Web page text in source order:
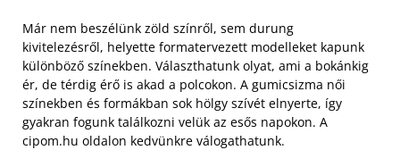
Már nem beszélünk zöld színről, sem durung
kivitelezésről, helyette formatervezett modelleket kapunk
különböző színekben. Választhatunk olyat, ami a bokánkig
ér, de térdig érő is akad a polcokon. A gumicsizma női
színekben és formákban sok hölgy szívét elnyerte, így
gyakran fogunk találkozni velük az esős napokon. A
cipom.hu oldalon kedvünkre válogathatunk.